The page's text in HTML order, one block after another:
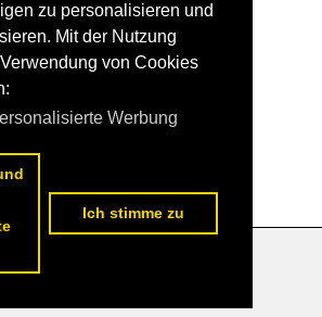
zu personalisieren und
Mit der Nutzung
von Cookies
Werbung
Ich stimme zu